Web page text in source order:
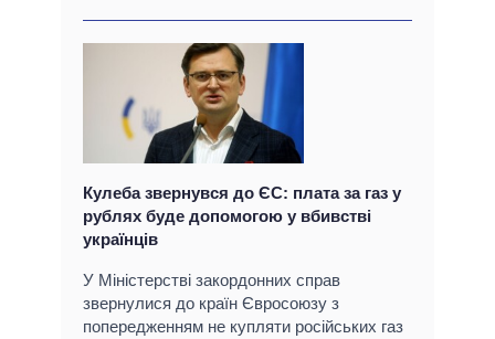
Кулеба звернувся до ЄС: плата за газ у
рублях буде допомогою у вбивстві
українців
У Міністерстві закордонних справ
звернулися до країн Євросоюзу з
попередженням не купляти російських газ